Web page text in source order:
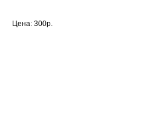
Цена: 300р.